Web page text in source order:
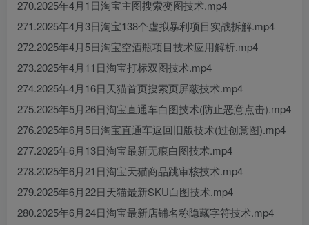
270.2025年4月1日淘宝主图搜索变图技术.mp4
271.2025年4月3日淘宝138个虚拟暴利项目实战拆解.mp4
272.2025年4月5日淘宝空酒瓶项目技术应用解析.mp4
273.2025年4月11日淘宝打标双图技术.mp4
274.2025年4月16日天猫首页搜索页屏蔽技术.mp4
275.2025年5月26日淘宝直通车白图技术(防止恶意点击).mp4
276.2025年6月5日淘宝直通车返回旧版技术(过创意图).mp4
277.2025年6月13日淘宝最新无痕白图技术.mp4
278.2025年6月21日淘宝天猫商品跳审核技术.mp4
279.2025年6月22日天猫最新SKU白图技术.mp4
280.2025年6月24日淘宝最新店铺名称隐藏字符技术.mp4